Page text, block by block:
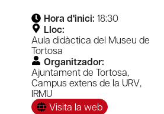
Hora d'inici: 18:30
Lloc:
Aula didàctica del Museu de
Tortosa
Organitzador:
Ajuntament de Tortosa,
Campus extens de la URV,
IRMU
Visita la web